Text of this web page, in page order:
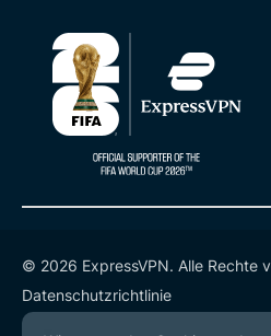
© 2026 ExpressVPN. Alle Rechte
Datenschutzrichtlinie
Servicebedingungen